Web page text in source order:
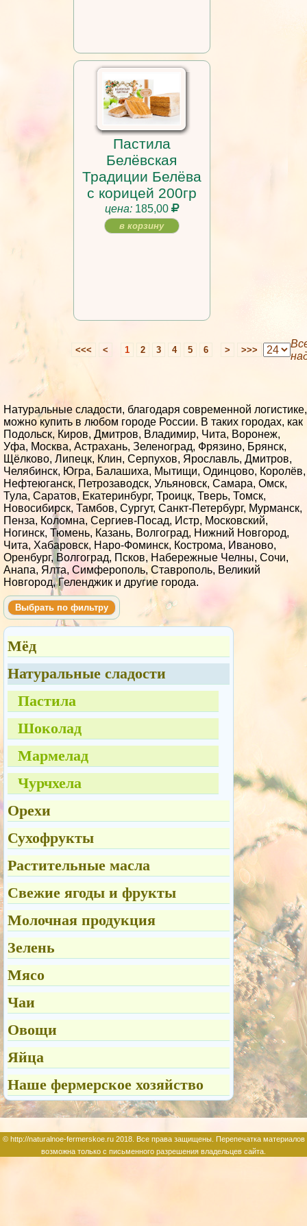
Пастила
Белёвская
Традиции Белёва
с корицей 200гр
цена:185,00
в корзину
<<< < 1 2 3 4 5 6 > >>>
Натуральные сладости, благодаря современной логистике,
можно купить в любом городе России. В таких городах, как
Подольск, Киров, Дмитров, Владимир, Чита, Воронеж,
Уфа, Москва, Астрахань, Зеленоград, Фрязино, Брянск,
Щёлково, Липецк, Клин, Серпухов, Ярославль, Дмитров,
Челябинск, Югра, Балашиха, Мытищи, Одинцово, Королёв,
Нефтеюганск, Петрозаводск, Ульяновск, Самара, Омск,
Тула, Саратов, Екатеринбург, Троицк, Тверь, Томск,
Новосибирск, Тамбов, Сургут, Санкт-Петербург, Мурманск,
Пенза, Коломна, Сергиев-Посад, Истр, Московский,
Ногинск, Тюмень, Казань, Волгоград, Нижний Новгород,
Чита, Хабаровск, Наро-Фоминск, Кострома, Иваново,
Оренбург, Волгоград, Псков, Набережные Челны, Сочи,
Анапа, Ялта, Симферополь, Ставрополь, Великий
Новгород, Геленджик и другие города.
Выбрать по фильтру
Мёд
Натуральные сладости
Пастила
Шоколад
Мармелад
Чурчхела
Орехи
Сухофрукты
Растительные масла
Свежие ягоды и фрукты
Молочная продукция
Зелень
Мясо
Чаи
Овощи
Яйца
Наше фермерское хозяйство
© http://naturalnoe-fermerskoe.ru 2018. Все права защищены. Перепечатка материалов
возможна только с письменного разрешения владельцев сайта.